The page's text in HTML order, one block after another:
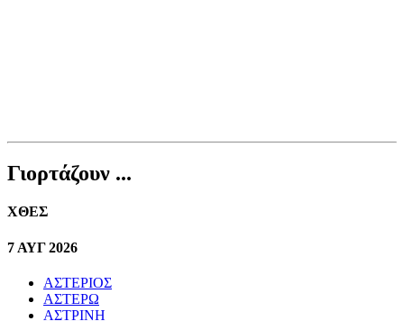
Γιορτάζουν ...
ΧΘΕΣ
7 ΑΥΓ 2026
ΑΣΤΕΡΙΟΣ
ΑΣΤΕΡΩ
ΑΣΤΡΙΝΗ